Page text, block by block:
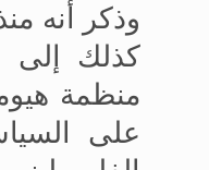
وذكر أنه
كذلك إلى
منظمة
على